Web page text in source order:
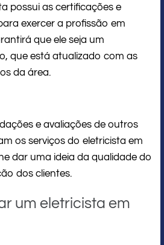
possui as certificações e
exercer a profissão em
que ele seja um
que está atualizado com as
da área.
e avaliações de outros
os serviços do eletricista em
dar uma ideia da qualidade do
dos clientes.
um eletricista em